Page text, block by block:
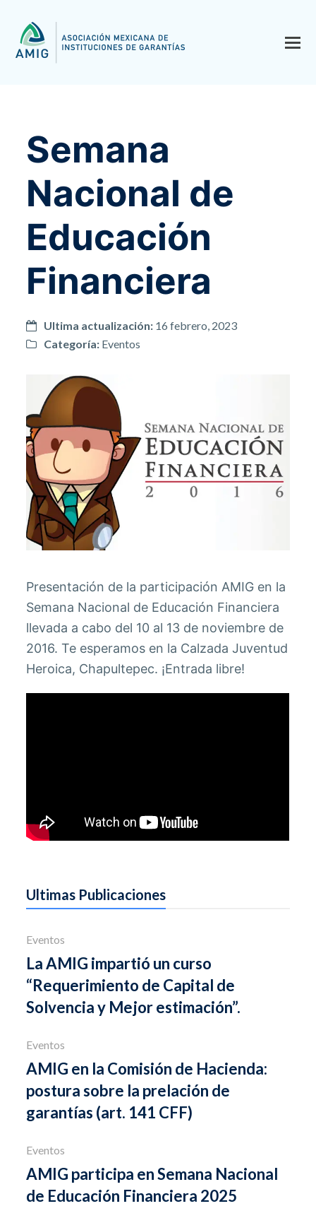
Semana
Nacional de
Educación
Financiera
Ultima actualización: 16 febrero, 2023
Categoría: Eventos
Presentación de la participación AMIG en la
Semana Nacional de Educación Financiera
llevada a cabo del 10 al 13 de noviembre de
2016. Te esperamos en la Calzada Juventud
Heroica, Chapultepec. ¡Entrada libre!
Ultimas Publicaciones
Eventos
La AMIG impartió un curso
“Requerimiento de Capital de
Solvencia y Mejor estimación”.
Eventos
AMIG en la Comisión de Hacienda:
postura sobre la prelación de
garantías (art. 141 CFF)
Eventos
AMIG participa en Semana Nacional
de Educación Financiera 2025